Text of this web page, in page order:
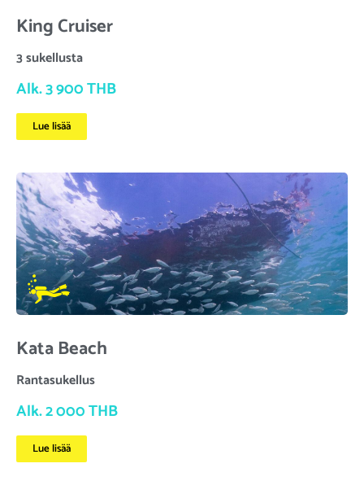
King Cruiser
3 sukellusta
Alk. 3 900 THB
Lue lisää
Kata Beach
Rantasukellus
Alk. 2 000 THB
Lue lisää